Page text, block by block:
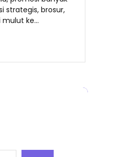
strategis, brosur,
mulut ke…